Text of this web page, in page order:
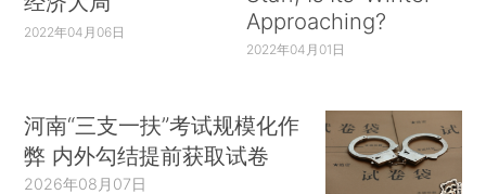
2022年04月06日
Approaching?
2022年04月01日
河南“三支一扶”考试规模化作
弊 内外勾结提前获取试卷
2026年08月07日